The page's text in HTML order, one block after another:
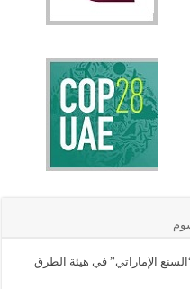
الإماراتي” في هيئة الطرق